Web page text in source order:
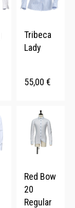
Tribeca
Lady
55,00 €
Red Bow
20
Regular